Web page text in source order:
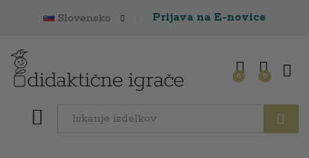
Slovensko Prijava na E-novice
0 0